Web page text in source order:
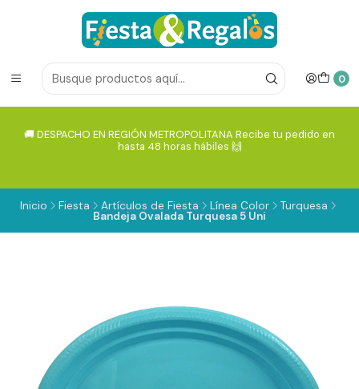
0
🚚 DESPACHO EN REGIÓN METROPOLITANA Recibe tu pedido en
hasta 48 horas hábiles 🙌
Inicio Fiesta Artículos de Fiesta Línea Color Turquesa
Bandeja Ovalada Turquesa 5 Uni